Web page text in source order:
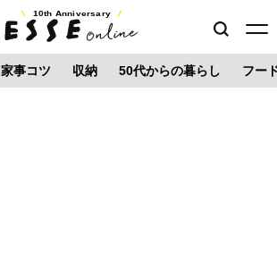
10th Anniversary
家事コツ 収納 50代からの暮らし フー